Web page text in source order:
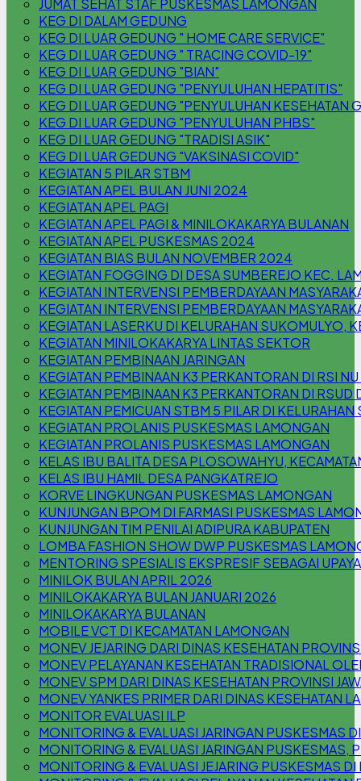
JUMAT SEHAT STAF PUSKESMAS LAMONGAN
KEG DI DALAM GEDUNG
KEG DI LUAR GEDUNG " HOME CARE SERVICE"
KEG DI LUAR GEDUNG " TRACING COVID-19"
KEG DI LUAR GEDUNG "BIAN"
KEG DI LUAR GEDUNG "PENYULUHAN HEPATITIS"
KEG DI LUAR GEDUNG "PENYULUHAN KESEHATAN
KEG DI LUAR GEDUNG "PENYULUHAN PHBS"
KEG DI LUAR GEDUNG "TRADISI ASIK"
KEG DI LUAR GEDUNG "VAKSINASI COVID"
KEGIATAN 5 PILAR STBM
KEGIATAN APEL BULAN JUNI 2024
KEGIATAN APEL PAGI
KEGIATAN APEL PAGI & MINILOKAKARYA BULANAN
KEGIATAN APEL PUSKESMAS 2024
KEGIATAN BIAS BULAN NOVEMBER 2024
KEGIATAN FOGGING DI DESA SUMBEREJO KEC.
KEGIATAN INTERVENSI PEMBERDAYAAN
KEGIATAN INTERVENSI PEMBERDAYAAN
KEGIATAN LASERKU DI KELURAHAN SUKOMULYO,
KEGIATAN MINILOKAKARYA LINTAS SEKTOR
KEGIATAN PEMBINAAN JARINGAN
KEGIATAN PEMBINAAN K3 PERKANTORAN DI RSI
KEGIATAN PEMBINAAN K3 PERKANTORAN DI
KEGIATAN PEMICUAN STBM 5 PILAR DI
KEGIATAN PROLANIS PUSKESMAS LAMONGAN
KEGIATAN PROLANIS PUSKESMAS LAMONGAN
KELAS IBU BALITA DESA PLOSOWAHYU,
KELAS IBU HAMIL DESA PANGKATREJO
KORVE LINGKUNGAN PUSKESMAS LAMONGAN
KUNJUNGAN BPOM DI FARMASI PUSKESMAS
KUNJUNGAN TIM PENILAI ADIPURA KABUPATEN
LOMBA FASHION SHOW DWP PUSKESMAS
MENTORING SPESIALIS EKSPRESIF SEBAGAI
MINILOK BULAN APRIL 2026
MINILOKAKARYA BULAN JANUARI 2026
MINILOKAKARYA BULANAN
MOBILE VCT DI KECAMATAN LAMONGAN
MONEV JEJARING DARI DINAS KESEHATAN
MONEV PELAYANAN KESEHATAN TRADISIONAL
MONEV SPM DARI DINAS KESEHATAN PROVINSI
MONEV YANKES PRIMER DARI DINAS KESEHATAN
MONITOR EVALUASI ILP
MONITORING & EVALUASI JARINGAN PUSKESMAS
MONITORING & EVALUASI JARINGAN PUSKESMAS,
MONITORING & EVALUASI JEJARING PUSKESMAS